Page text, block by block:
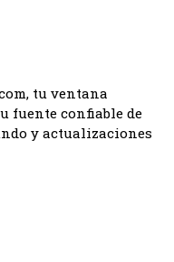
tu ventana
fuente confiable de
y actualizaciones